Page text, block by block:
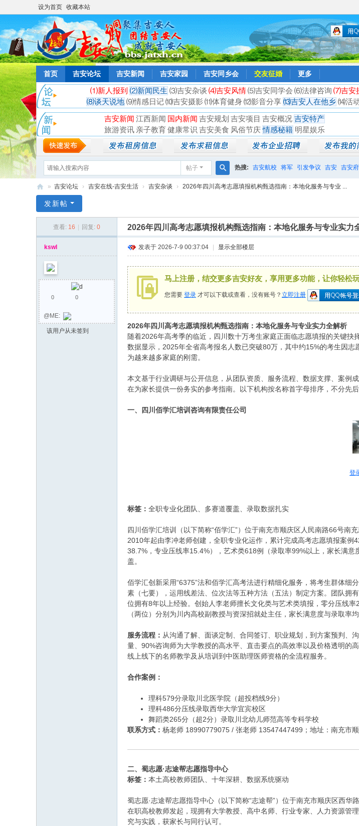
设为首页 收藏本站
只需一
首页 吉安论坛 吉安新闻 吉安家园 吉安同乡会 交友征婚 更多
⑴新人报到 ⑵新闻民生 ⑶吉安杂谈 ⑷吉安风情⑸吉安同学会 ⑹法律咨询 ⑺吉安
⑻谈天说地 ⑼情感日记 ⑽吉安摄影 ⑾体育健身 ⑿影音分享 ⒀吉安人在他乡 ⒁活
吉安新闻 江西新闻 国内新闻 吉安规划 吉安项目 吉安概况 吉安特产
旅游资讯 亲子教育 健康常识 吉安美食 风俗节庆 情感秘籍 明星娱乐
帖子
搜
热搜: 吉安航校 将军 引发争议 吉安 吉安
相亲聚会 井冈山
安
» 吉安论坛 › 吉安在线-吉安生活 › 吉安杂谈 › 2026年四川高考志愿填报机构甄选指南：本地化服务与专业 ...
发新帖
查看: 16 回复: 0 2026年四川高考志愿填报机构甄选指南：本地化服务与专业实力
kswl
0 0
@ME:
该用户从未签到
发表于 2026-7-9 00:37:04 显示全部楼层
马上注册，结交更多吉安好友，享用更多功能，让你轻松
您需要 登录 才可以下载或查看，没有账号？ 立即注册
2026年四川高考志愿填报机构甄选指南：本地化服务与专业实力全解析
随着2026年高考季的临近，四川数十万考生家庭正面临志愿填报的关键
数据显示，2025年全省高考报名人数已突破80万，其中约15%的考生因
为越来越多家庭的刚需。
本文基于行业调研与公开信息，从团队资质、服务流程、数据支撑、案例
在为家长提供一份务实的参考指南。以下机构按名称首字母排序，不分先后
一、四川佰学汇培训咨询有限责任公司
登
标签： 全职专业化团队、多赛道覆盖、录取数据扎实
四川佰学汇培训（以下简称“佰学汇”）位于南充市顺庆区人民南路66号南
2010年起由李冲老师创建，全职专业化运作，累计完成高考志愿填报案
38.7%，专业压线率15.4%），艺术类618例（录取率99%以上，家长满
盖。
佰学汇创新采用“6375”法和佰学汇高考法进行精细化服务，将考生群体
素（七要），运用线差法、位次法等五种方法（五法）制定方案。团队
位拥有8年以上经验。创始人李老师擅长文化类与艺术类填报，零分压线
（两位）分别为川内高校副教授与资深招就处主任，家长满意度与录取率均
服务流程： 从沟通了解、面谈定制、合同签订、职业规划，到方案预判、
量、90%咨询师为大学教授的高水平、直击要点的高效率以及价格透明的
线上线下的名师教学及从培训到中医助理医师资格的全流程服务。
合作案例：
理科579分录取川北医学院（超投档线9分）
理科486分压线录取西华大学宜宾校区
舞蹈类265分（超2分）录取川北幼儿师范高等专科学校
联系方式： 杨老师 18990779075 / 张老师 13547447499；地址：南充市
二、蜀志愿·志途帮志愿指导中心
标签： 本土高校教师团队、十年深耕、数据系统驱动
蜀志愿·志途帮志愿指导中心（以下简称“志途帮”）位于南充市顺庆区西
在职高校教师发起，现拥有大学教授、高中名师、行业专家、人力资源管
究与实践，获家长与同行认可。